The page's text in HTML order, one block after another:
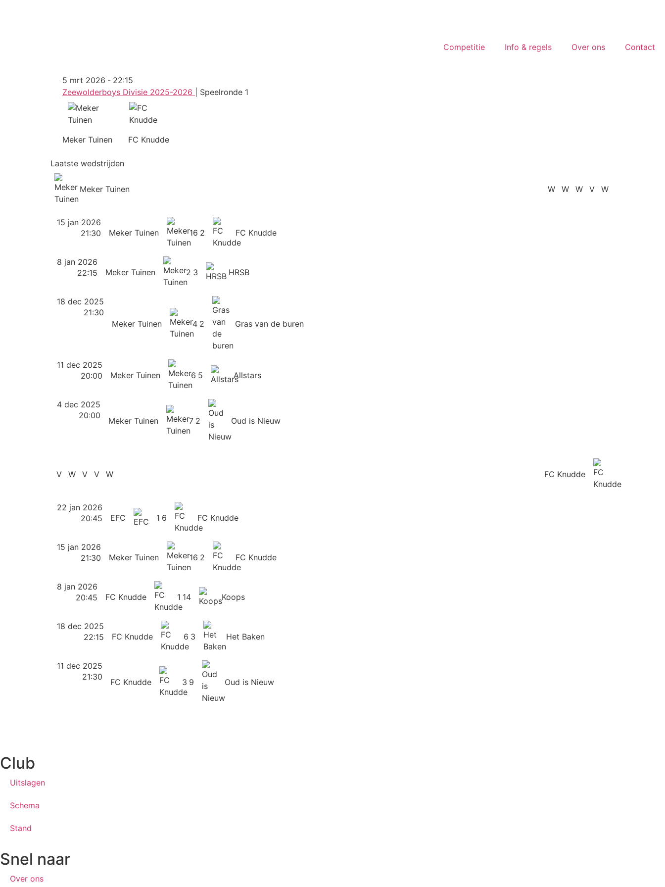
Competitie Info & regels Over ons Contact
5 mrt 2026 - 22:15
Zeewolderboys Divisie 2025-2026
| Speelronde 1
Meker Tuinen FC Knudde
Laatste wedstrijden
Meker Tuinen W W W V W
15 jan 2026
21:30
Meker Tuinen 16 2 FC Knudde
8 jan 2026
22:15
Meker Tuinen 2 3 HRSB
18 dec 2025
21:30
Meker Tuinen
4 2 Gras van de buren
11 dec 2025
20:00
Meker Tuinen 6 5 Allstars
4 dec 2025
20:00
Meker Tuinen 7 2 Oud is Nieuw
FC Knudde
V W V V W
22 jan 2026
20:45
EFC 1 6 FC Knudde
15 jan 2026
21:30
Meker Tuinen 16 2 FC Knudde
8 jan 2026
20:45
FC Knudde 1 14 Koops
18 dec 2025
22:15
FC Knudde 6 3 Het Baken
11 dec 2025
21:30
FC Knudde 3 9 Oud is Nieuw
Club
Uitslagen
Schema
Stand
Snel naar
Over ons